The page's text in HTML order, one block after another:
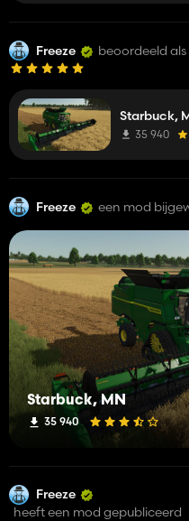
Freeze beoordeeld
Starbuck,
35 940
Freeze een mod
Starbuck, MN
35 940
Freeze
heeft een mod gepubliceerd